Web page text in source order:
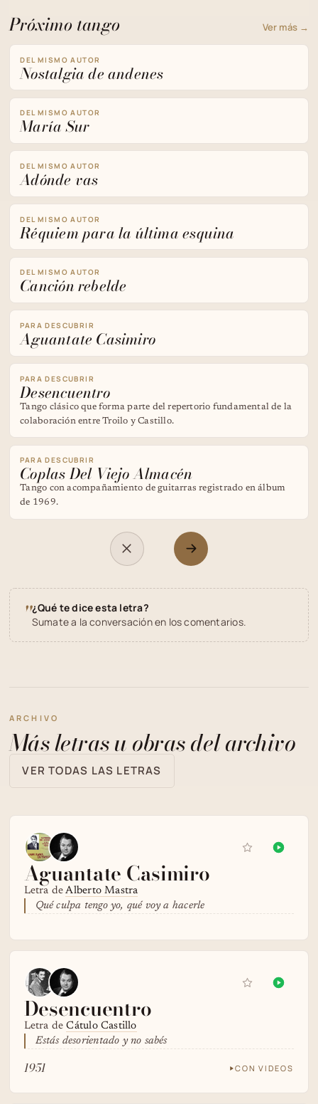
Próximo tango Ver más →
DEL MISMO AUTOR
Nostalgia de andenes
DEL MISMO AUTOR
María Sur
DEL MISMO AUTOR
Adónde vas
DEL MISMO AUTOR
Réquiem para la última esquina
DEL MISMO AUTOR
Canción rebelde
PARA DESCUBRIR
Aguantate Casimiro
PARA DESCUBRIR
Desencuentro
Tango clásico que forma parte del repertorio fundamental de la
colaboración entre Troilo y Castillo.
PARA DESCUBRIR
Coplas Del Viejo Almacén
Tango con acompañamiento de guitarras registrado en álbum
de 1969.
"¿Qué te dice esta letra?
Sumate a la conversación en los comentarios.
ARCHIVO
Más letras u obras del archivo
VER TODAS LAS LETRAS
Aguantate Casimiro
Letra deAlberto Mastra
Qué culpa tengo yo, qué voy a hacerle
Desencuentro
Letra deCátulo Castillo
Estás desorientado y no sabés
1951 CON VIDEOS